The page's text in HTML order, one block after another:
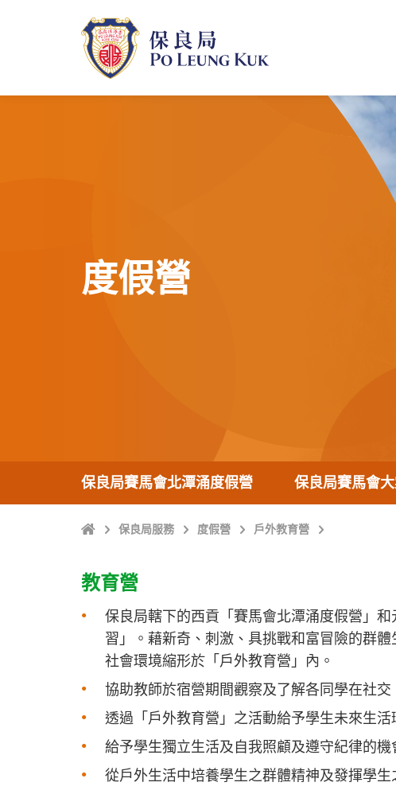
度假營
保良局賽馬會北潭涌度假營 保良局賽馬會
主
保良局服務 度假營 戶外教育營
教育營
保良局轄下的西貢「賽馬會北潭涌度假營」
習」。藉新奇、刺激、具挑戰和富冒險的群
社會環境縮形於「戶外教育營」內。
協助教師於宿營期間觀察及了解各同學在社交
透過「戶外教育營」之活動給予學生未來生活
給予學生獨立生活及自我照顧及遵守紀律的機
從戶外生活中培養學生之群體精神及發揮學生